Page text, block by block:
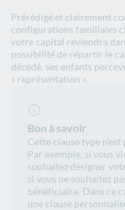
Prérédigé et clairement
configurations familiales
votre capital reviendra
possibilité de répartir le
décédé, ses enfants
« représentation ».
Bon à savoir
Cette clause type
Par exemple, si vous
souhaitez désigner
si vous ne souhaitez
bénéficiaire. Dans ce
une clause